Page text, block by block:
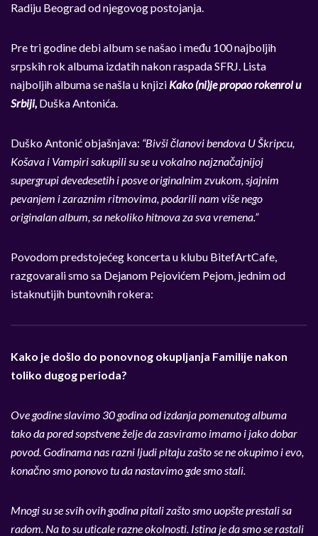
Radiju Beograd od njegovog postojanja.
Pre tri godine debi album se našao i među 100 najboljih
srpskih rok albuma izdatih nakon raspada SFRJ. Lista
najboljih albuma se našla u knjizi Kako (ni)je propao rokenrolu
Srbiji, Duška Antonića.
Duško Antonić objašnjava: “Bivši članovi bendova U Škripcu,
Košava i Vampiri sakupili su se u vokalno najznačajnijoj
supergrupi devedesetih i posve originalnim zvukom, sjajnim
pevanjem i zaraznim ritmovima, podarili nam više nego
originalan album, sa nekoliko hitnova za sva vremena.”
Povodom predstojećeg koncerta u klubu BitefArtCafe,
razgovarali smo sa Dejanom Pejovićem Pejom, jednim od
istaknutijih buntovnih rokera:
Kako je došlo do ponovnog okupljanja Familije nakon
toliko dugog perioda?
Ove godine slavimo 30 godina od izdanja pomenutog albuma
tako da pored sopstvene želje da zasviramo imamo i jako dobar
povod. Godinama nas razni ljudi pitaju zašto se ne okupimo i evo,
konačno smo ponovo tu da nastavimo gde smo stali.
Mnogi su se svih ovih godina pitali zašto smo uopšte prestali sa
radom. Na to su uticale razne okolnosti. Istina je da smo se rastali